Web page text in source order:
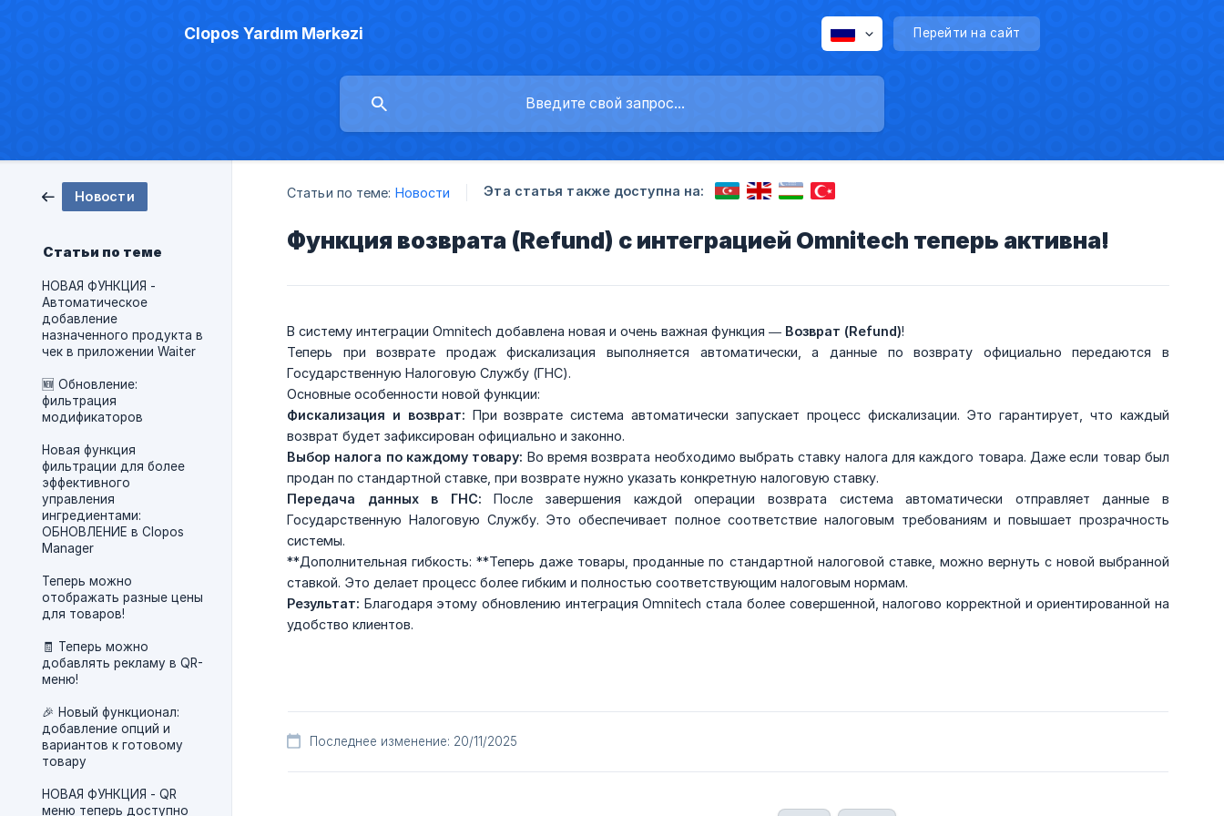
Clopos Yardım Mərkəzi Перейти на сайт
Новости
Статьи по теме
НОВАЯ ФУНКЦИЯ -
Автоматическое
добавление
назначенного продукта в
чек в приложении Waiter
🆕 Обновление:
фильтрация
модификаторов
Новая функция
фильтрации для более
эффективного
управления
ингредиентами:
ОБНОВЛЕНИЕ в Clopos
Manager
Теперь можно
отображать разные цены
для товаров!
🧾 Теперь можно
добавлять рекламу в QR-
меню!
🎉 Новый функционал:
добавление опций и
вариантов к готовому
товару
НОВАЯ ФУНКЦИЯ - QR
меню теперь доступно
Статьи по теме: Новости Эта статья также доступна на:
Функция возврата (Refund) с интеграцией Omnitech теперь активна!
В систему интеграции Omnitech добавлена новая и очень важная функция — Возврат (Refund)!
Теперь при возврате продаж фискализация выполняется автоматически, а данные по возврату официально передаются в
Государственную Налоговую Службу (ГНС).
Основные особенности новой функции:
Фискализация и возврат: При возврате система автоматически запускает процесс фискализации. Это гарантирует, что каждый
возврат будет зафиксирован официально и законно.
Выбор налога по каждому товару: Во время возврата необходимо выбрать ставку налога для каждого товара. Даже если товар был
продан по стандартной ставке, при возврате нужно указать конкретную налоговую ставку.
Передача данных в ГНС: После завершения каждой операции возврата система автоматически отправляет данные в
Государственную Налоговую Службу. Это обеспечивает полное соответствие налоговым требованиям и повышает прозрачность
системы.
**Дополнительная гибкость: **Теперь даже товары, проданные по стандартной налоговой ставке, можно вернуть с новой выбранной
ставкой. Это делает процесс более гибким и полностью соответствующим налоговым нормам.
Результат: Благодаря этому обновлению интеграция Omnitech стала более совершенной, налогово корректной и ориентированной на
удобство клиентов.
Последнее изменение: 20/11/2025